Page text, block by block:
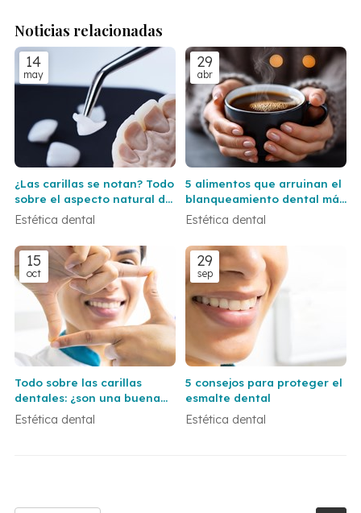
Noticias relacionadas
14
may
¿Las carillas se notan? Todo
sobre el aspecto natural del
resultado
Estética dental
29
abr
5 alimentos que arruinan el
blanqueamiento dental más
rápido de lo que crees
Estética dental
15
oct
Todo sobre las carillas
dentales: ¿son una buena
opción para ti?
Estética dental
29
sep
5 consejos para proteger el
esmalte dental
Estética dental